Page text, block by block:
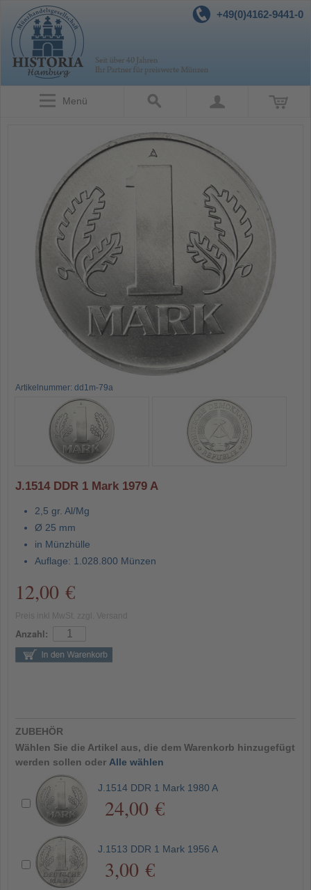
+49(0)4162-9441-0
Menü
Artikelnummer: dd1m-79a
J.1514 DDR 1 Mark 1979 A
2,5 gr. Al/Mg
Ø 25 mm
in Münzhülle
Auflage: 1.028.800 Münzen
12,00 €
Anzahl:
ZUBEHÖR
Wählen Sie die Artikel aus, die dem Warenkorb hinzugefügt
werden sollen oder Alle wählen
J.1514 DDR 1 Mark 1980 A
24,00 €
J.1513 DDR 1 Mark 1956 A
3,00 €